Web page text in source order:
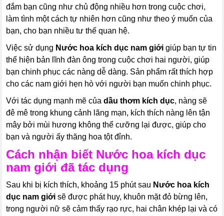
đắm bạn cũng như chủ động nhiều hơn trong cuộc chơi,
làm tình một cách tự nhiên hơn cũng như theo ý muốn của
bạn, cho bạn nhiều tư thế quan hệ.
Việc sử dụng Nước hoa kích dục nam giới giúp bạn tự tin
thể hiện bản lĩnh đàn ông trong cuộc chơi hai người, giúp
bạn chinh phục các nàng dễ dàng. Sản phẩm rất thích hợp
cho các nam giới hẹn hò với người bạn muốn chinh phục.
Với tác dụng mạnh mẽ củadầu thơm kích dục, nàng sẽ
đê mê trong khung cảnh lãng mạn, kích thích nàng lên tận
mây bởi mùi hương không thể cưỡng lại được, giúp cho
bạn và người ấy thăng hoa tột đỉnh.
Cách nhận biết Nước hoa kích dục
nam giới đã tác dụng
Sau khi bị kích thích, khoảng 15 phút sau Nước hoa kích
dục nam giới sẽ được phát huy, khuôn mặt đỏ bừng lên,
trong người nữ sẽ cảm thấy rạo rực, hai chân khép lại và có